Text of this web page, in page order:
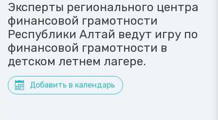
Эксперты регионального центра
финансовой грамотности
Республики Алтай ведут игру по
финансовой грамотности в
детском летнем лагере.
Добавить в календарь